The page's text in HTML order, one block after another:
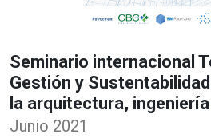
Seminario internacional
Gestión y
la arquitectura,
Junio 2021